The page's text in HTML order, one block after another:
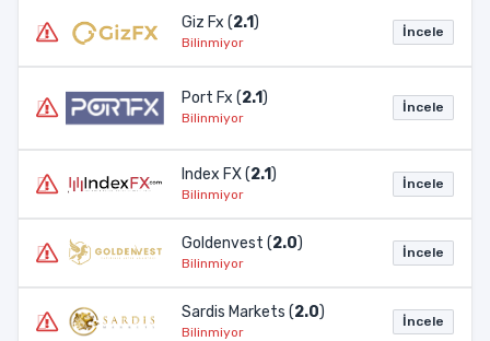
Giz Fx (2.1)
Bilinmiyor
İncele
Port Fx (2.1)
Bilinmiyor
İncele
Index FX (2.1)
Bilinmiyor
İncele
Goldenvest (2.0)
Bilinmiyor
İncele
Sardis Markets (2.0)
Bilinmiyor
İncele